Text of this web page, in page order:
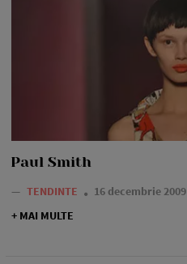
Paul Smith
— TENDINTE
16 decembrie 2009
+ MAI MULTE